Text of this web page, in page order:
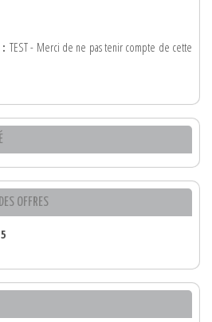
TEST - Merci de ne pas tenir compte de cette
OFFRES